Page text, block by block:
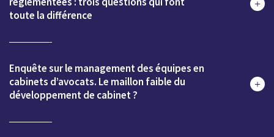
toute la différence
Enquête sur le management des équipes en
cabinets d’avocats. Le maillon faible du
développement de cabinet ?